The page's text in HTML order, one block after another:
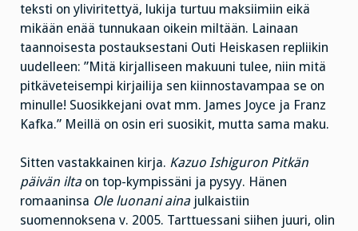
teksti on yliviritettyä, lukija turtuu maksiimiin eikä
mikään enää tunnukaan oikein miltään. Lainaan
taannoisesta postauksestani Outi Heiskasen repliikin
uudelleen: ”Mitä kirjalliseen makuuni tulee, niin mitä
pitkäveteisempi kirjailija sen kiinnostavampaa se on
minulle! Suosikkejani ovat mm. James Joyce ja Franz
Kafka.” Meillä on osin eri suosikit, mutta sama maku.
Sitten vastakkainen kirja. Kazuo Ishiguron Pitkän
päivän ilta on top-kympissäni ja pysyy. Hänen
romaaninsa Ole luonani aina julkaistiin
suomennoksena v. 2005. Tarttuessani siihen juuri, olin